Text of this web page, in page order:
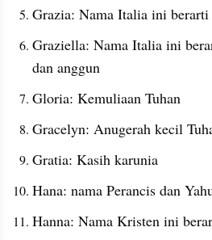
Grazia: Nama Italia ini berarti
Graziella: Nama Italia ini
dan anggun
Gloria: Kemuliaan Tuhan
Gracelyn: Anugerah kecil
Gratia: Kasih karunia
Hana: nama Perancis dan
Hanna: Nama Kristen ini